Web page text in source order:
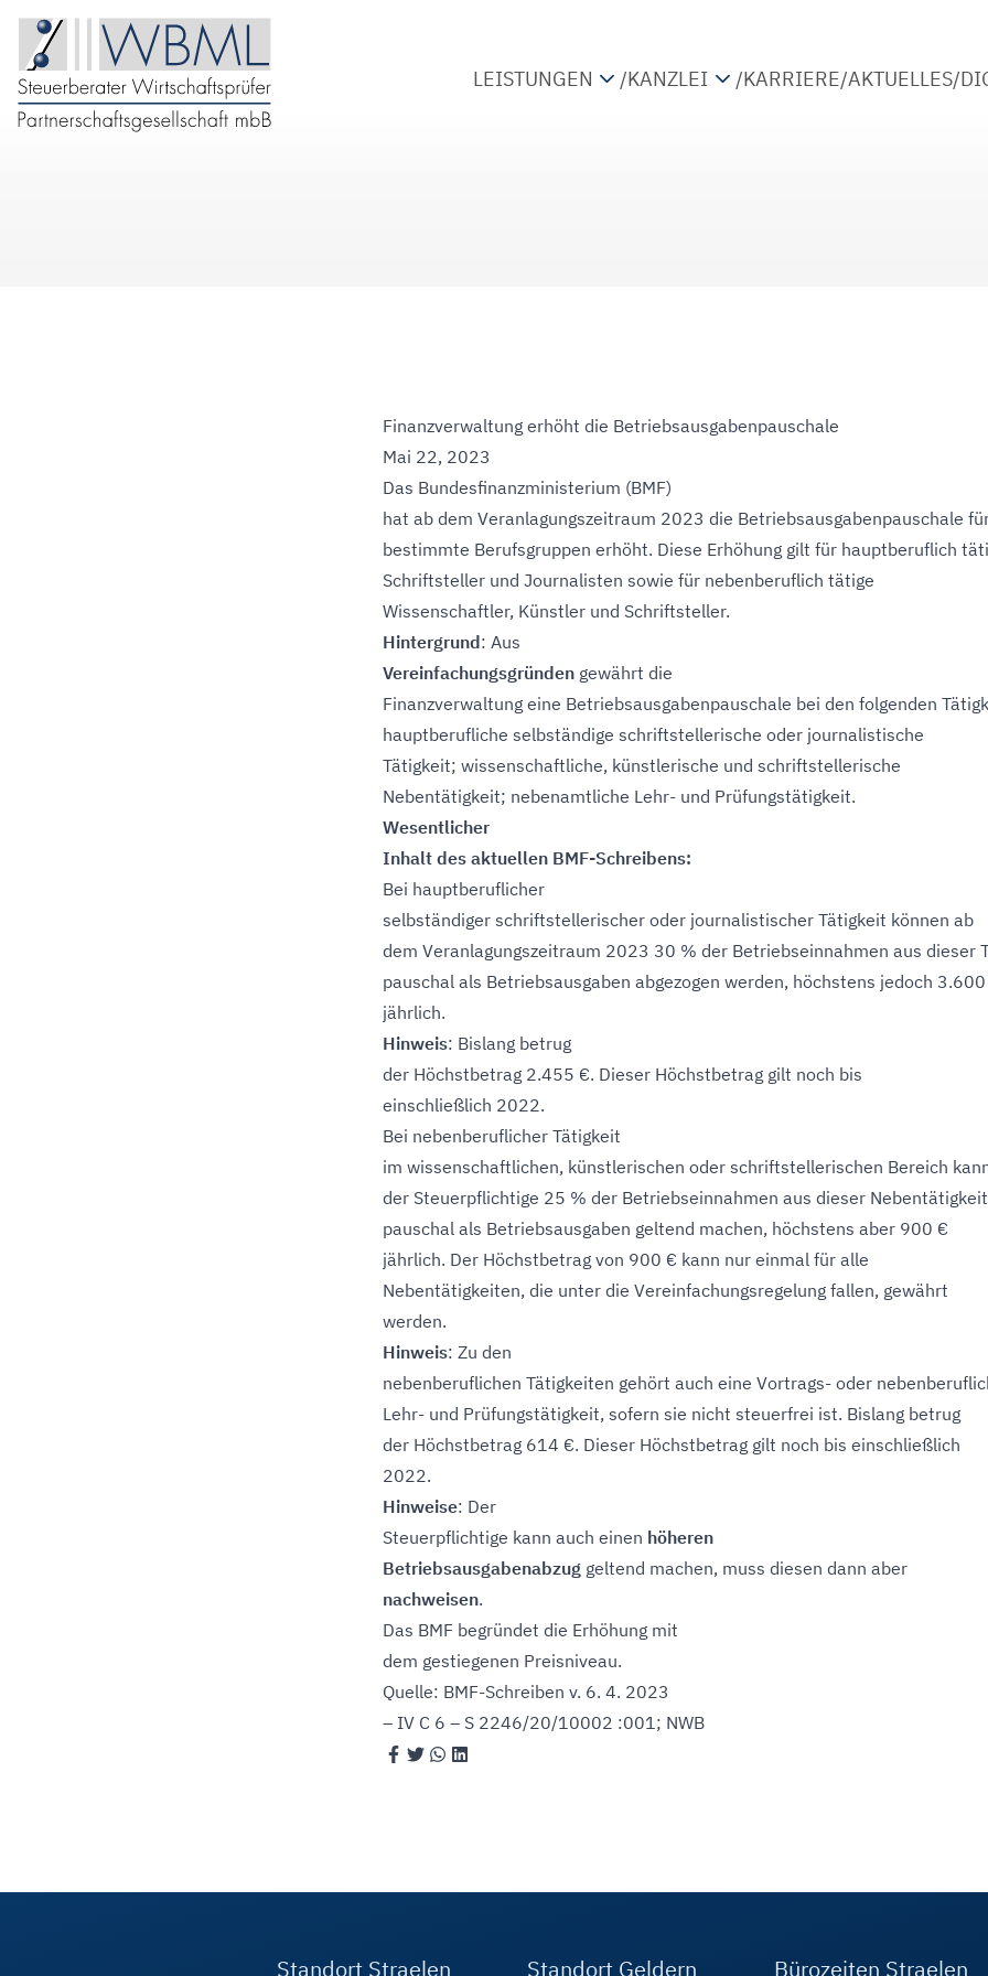
LEISTUNGEN
/KANZLEI
/KARRIERE/AKTUELLES/
Finanzverwaltung erhöht die Betriebsausgabenpauschale
Mai 22, 2023
Das Bundesfinanzministerium (BMF)
hat ab dem Veranlagungszeitraum 2023 die Betriebsausgabenpauschale
bestimmte Berufsgruppen erhöht. Diese Erhöhung gilt für hauptberuflich
Schriftsteller und Journalisten sowie für nebenberuflich tätige
Wissenschaftler, Künstler und Schriftsteller.
Hintergrund: Aus
Vereinfachungsgründen gewährt die
Finanzverwaltung eine Betriebsausgabenpauschale bei den folgenden
hauptberufliche selbständige schriftstellerische oder journalistische
Tätigkeit; wissenschaftliche, künstlerische und schriftstellerische
Nebentätigkeit; nebenamtliche Lehr- und Prüfungstätigkeit.
Wesentlicher
Inhalt des aktuellen BMF-Schreibens:
Bei hauptberuflicher
selbständiger schriftstellerischer oder journalistischer Tätigkeit können ab
dem Veranlagungszeitraum 2023 30 % der Betriebseinnahmen aus dieser
pauschal als Betriebsausgaben abgezogen werden, höchstens jedoch
jährlich.
Hinweis: Bislang betrug
der Höchstbetrag 2.455 €. Dieser Höchstbetrag gilt noch bis
einschließlich 2022.
Bei nebenberuflicher Tätigkeit
im wissenschaftlichen, künstlerischen oder schriftstellerischen Bereich
der Steuerpflichtige 25 % der Betriebseinnahmen aus dieser Nebentätigkeit
pauschal als Betriebsausgaben geltend machen, höchstens aber 900 €
jährlich. Der Höchstbetrag von 900 € kann nur einmal für alle
Nebentätigkeiten, die unter die Vereinfachungsregelung fallen, gewährt
werden.
Hinweis: Zu den
nebenberuflichen Tätigkeiten gehört auch eine Vortrags- oder
Lehr- und Prüfungstätigkeit, sofern sie nicht steuerfrei ist. Bislang betrug
der Höchstbetrag 614 €. Dieser Höchstbetrag gilt noch bis einschließlich
2022.
Hinweise: Der
Steuerpflichtige kann auch einen höheren
Betriebsausgabenabzug geltend machen, muss diesen dann aber
nachweisen.
Das BMF begründet die Erhöhung mit
dem gestiegenen Preisniveau.
Quelle: BMF-Schreiben v. 6. 4. 2023
– IV C 6 – S 2246/20/10002 :001; NWB
Standort Straelen Standort Geldern Bürozeiten Straelen